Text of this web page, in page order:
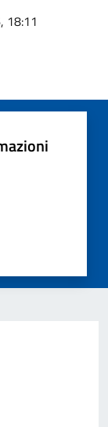
18:11